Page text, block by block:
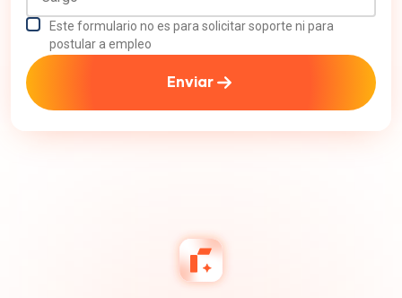
Este formulario no es para solicitar soporte ni para
postular a empleo
Enviar